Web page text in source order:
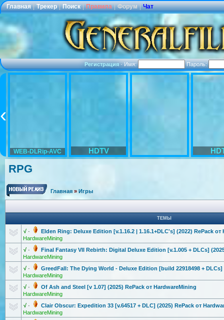
Главная | Трекер | Поиск | Правила | Форум | Чат
Регистрация·Имя: Пароль:
WEB-DLRip-AVC HDTV
RPG
Главная » Игры
ТЕМЫ
√ ·
Elden Ring: Deluxe Edition [v.1.16.2 | 1.16.1+DLC's] (2022) RePack от
HardwareMining
√ ·
Final Fantasy VII Rebirth: Digital Deluxe Edition [v.1.005 + DLCs]
HardwareMining
√ ·
GreedFall: The Dying World - Deluxe Edition [build 22918498 + DLCs]
HardwareMining
√ · Of Ash and Steel [v 1.07] (2025) RePack от HardwareMining
HardwareMining
√ ·
Clair Obscur: Expedition 33 [v.64517 + DLC] (2025) RePack от
HardwareMining